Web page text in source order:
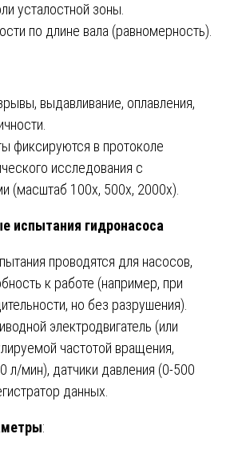
усталостной зоны.
по длине вала (равномерность).
выдавливание, оплавления,
фиксируются в протоколе
исследования с
(масштаб 100x, 500x, 2000x).
испытания гидронасоса
проводятся для насосов,
к работе (например, при
но без разрушения).
электродвигатель (или
частотой вращения,
л/мин), датчики давления (0-500
данных.
: